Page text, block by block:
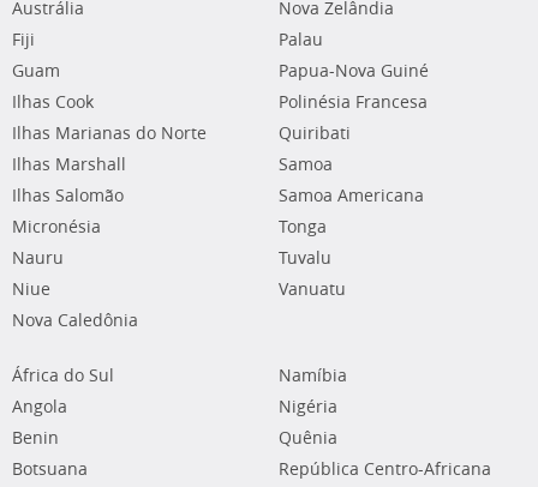
Austrália
Fiji
Guam
Ilhas Cook
Ilhas Marianas do Norte
Ilhas Marshall
Ilhas Salomão
Micronésia
Nauru
Niue
Nova Caledônia
Nova Zelândia
Palau
Papua-Nova Guiné
Polinésia Francesa
Quiribati
Samoa
Samoa Americana
Tonga
Tuvalu
Vanuatu
África do Sul
Angola
Benin
Botsuana
Namíbia
Nigéria
Quênia
República Centro-Africana